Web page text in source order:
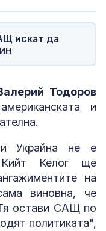
искат да
Тодоров
и
Украйна не е
Кийт Келог ще
на
виновна, че
остави САЩ по
политиката",